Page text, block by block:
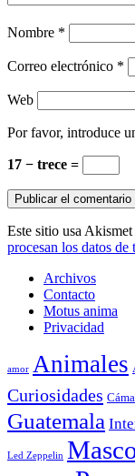
Nombre *
Correo electrónico *
Web
Por favor, introduce
17 − trece =
Este sitio usa
procesan los datos de
Archivos
Contacto
Motus anima
Privacidad
amor Animales
Curiosidades
Guatemala
Led Zeppelin